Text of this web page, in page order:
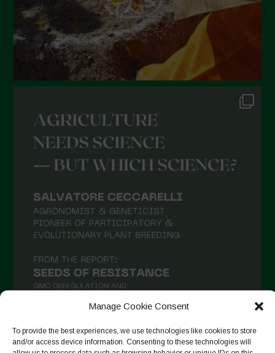
Manage Cookie Consent
To provide the best experiences, we use technologies like cookies to store
and/or access device information. Consenting to these technologies will
Febbraio 2022
Gennaio 2022
Dicembre 2021
Novembre 2021
Settembre 2021
Agosto 2021
Luglio 2021
Aprile 2021
Febbraio 2021
Gennaio 2021
Novembre 2020